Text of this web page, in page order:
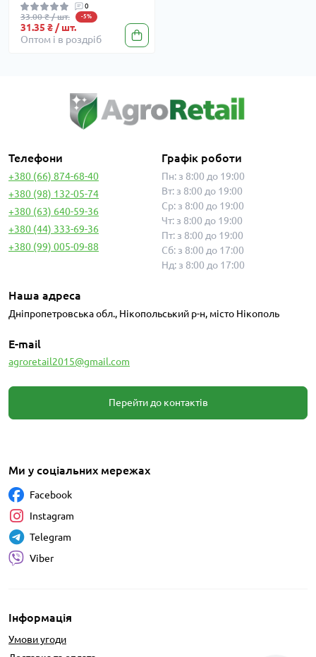
0
33.00 ₴ / шт. -5%
31.35 ₴ / шт.
Оптом і в роздріб
Телефони
+380 (66) 874-68-40
+380 (98) 132-05-74
+380 (63) 640-59-36
+380 (44) 333-69-36
+380 (99) 005-09-88
Графік роботи
Пн: з 8:00 до 19:00
Вт: з 8:00 до 19:00
Ср: з 8:00 до 19:00
Чт: з 8:00 до 19:00
Пт: з 8:00 до 19:00
Сб: з 8:00 до 17:00
Нд: з 8:00 до 17:00
Наша адреса
Дніпропетровська обл., Нікопольський р-н, місто Нікополь
E-mail
agroretail2015@gmail.com
Перейти до контактів
Інформація
Умови угоди
Ми у соціальних мережах
Facebook
Instagram
Telegram
Viber